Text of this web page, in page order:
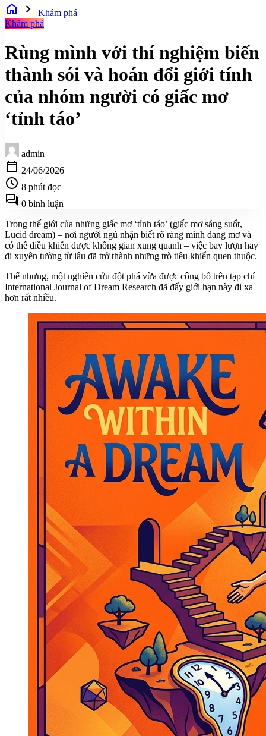
home chevron_right
Khám phá
Khám phá
Rùng mình với thí nghiệm biến
thành sói và hoán đổi giới tính
của nhóm người có giấc mơ
‘tỉnh táo’
admin
calendar_today 24/06/2026
schedule 8 phút đọc
forum 0 bình luận
Trong thế giới của những giấc mơ ‘tỉnh táo’ (giấc mơ sáng suốt,
Lucid dream) – nơi người ngủ nhận biết rõ ràng mình đang mơ và
có thể điều khiển được không gian xung quanh – việc bay lượn hay
đi xuyên tường từ lâu đã trở thành những trò tiêu khiển quen thuộc.
Thế nhưng, một nghiên cứu đột phá vừa được công bố trên tạp chí
International Journal of Dream Research đã đẩy giới hạn này đi xa
hơn rất nhiều.